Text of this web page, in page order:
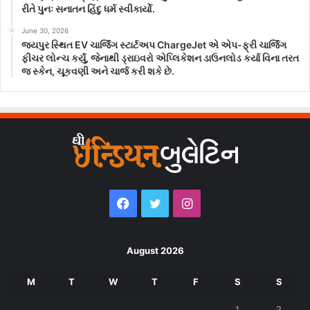
રીતે પુનઃ સનાતન હિંદુ ધર્મ સ્વીકાર્યો.
June 30, 2026
જયપુર સ્થિત EV ચાર્જિંગ સ્ટાર્ટઅપ ChargeJet એ એપ-ફ્રી ચાર્જિંગ
ફીચર લોન્ચ કર્યું, જેનાથી ડ્રાઇવરો એપ્લિકેશન ડાઉનલોડ કર્યા વિના તરત
જ સ્કેન, ચૂકવણી અને ચાર્જ કરી શકે છે.
Facebook
TwitterInstagram
August 2026
M T W T F S S